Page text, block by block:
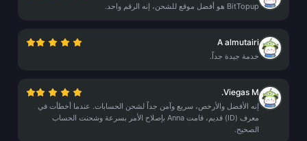
BitTopup هو أفضل موقع للشحن، إنه الرقم واحد.
A almutairi
خدمة جيدة جداً.
Viegas M.
إنه الأفضل والأرخص، سريع وآمن جداً لشحن الحسابات. عندما أخطأت في
معرف (ID) قديم، قامت Anna بإصلاح الأمر بسرعة وشحنت الحساب
الصحيح.